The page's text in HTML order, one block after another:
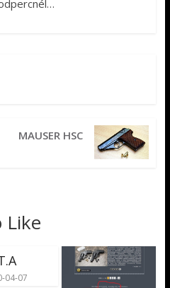
MAUSER HSC
Like
04-07